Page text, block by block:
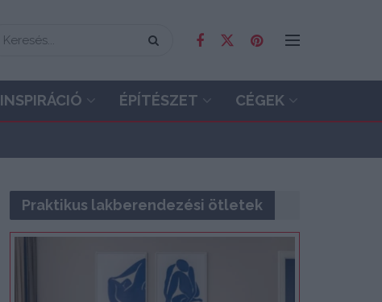
INSPIRÁCIÓ ÉPÍTÉSZET CÉGEK
Praktikus lakberendezési ötletek